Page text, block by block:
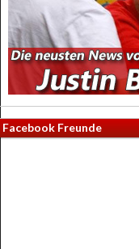
Facebook Freunde